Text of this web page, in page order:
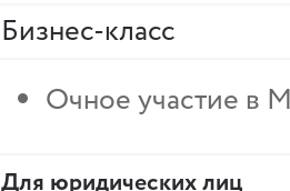
Бизнес-класс
Очное участие в
Для юридических лиц